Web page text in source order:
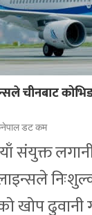
चीनबाट
डट कम
संयुक्त
खोप ढुवानी